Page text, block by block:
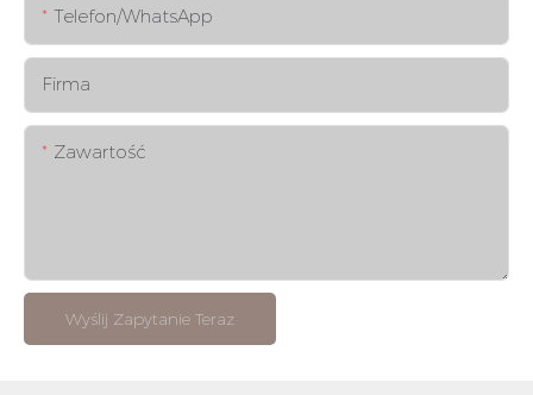
Telefon/WhatsApp
Firma
Zawartość
Wyślij Zapytanie Teraz